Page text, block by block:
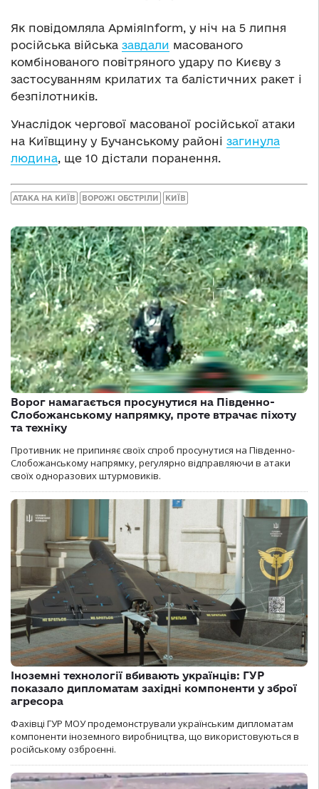
Як повідомляла АрміяInform, у ніч на 5 липня
російська війська завдали масованого
комбінованого повітряного удару по Києву з
застосуванням крилатих та балістичних ракет і
безпілотників.
Унаслідок чергової масованої російської атаки
на Київщину у Бучанському районі загинула
людина, ще 10 дістали поранення.
АТАКА НА КИЇВ ВОРОЖІ ОБСТРІЛИ КИЇВ
Ворог намагається просунутися на Південно-
Слобожанському напрямку, проте втрачає піхоту
та техніку
Противник не припиняє своїх спроб просунутися на Південно-
Слобожанському напрямку, регулярно відправляючи в атаки
своїх одноразових штурмовиків.
Іноземні технології вбивають українців: ГУР
показало дипломатам західні компоненти у зброї
агресора
Фахівці ГУР МОУ продемонстрували українським дипломатам
компоненти іноземного виробництва, що використовуються в
російському озброєнні.